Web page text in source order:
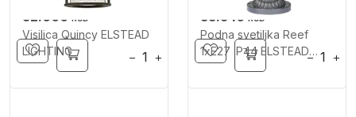
32.600 RSD
− +
33.540RSD
− +
Visilica Quincy ELSTEAD
LIGHTING
Podna svetiljka Reef
1xE27 IP44 ELSTEAD
LIGHTING